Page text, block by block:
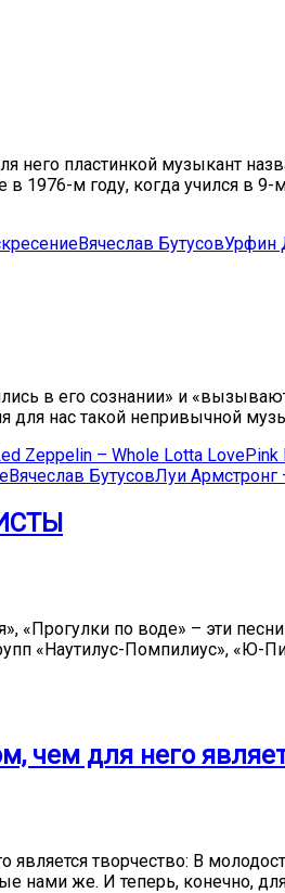
пластинкой музыкант
1976-м году, когда учился в
Вячеслав Бутусов
в его сознании» и
для нас такой непривычной
Zeppelin – Whole Lotta LovePink
Вячеслав БутусовЛуи Армстронг
«Прогулки по воде» – эти
«Наутилус-Помпилиус», «Ю-
чем для него
творчество: В
нами же. И теперь, конечно,